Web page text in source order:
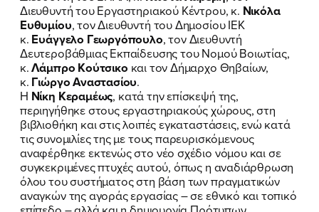
Διευθυντή του Εργαστηριακού Κέντρου, κ. Νικόλα
Ευθυμίου, τον Διευθυντή του Δημοσίου ΙΕΚ
κ. Ευάγγελο Γεωργόπουλο, τον Διευθυντή
Δευτεροβάθμιας Εκπαίδευσης του Νομού Βοιωτίας,
κ.Λάμπρο Κούτσικο και τον Δήμαρχο Θηβαίων,
κ. Γιώργο Αναστασίου.
Η Νίκη Κεραμέως, κατά την επίσκεψή της,
περιηγήθηκε στους εργαστηριακούς χώρους, στη
βιβλιοθήκη και στις λοιπές εγκαταστάσεις, ενώ κατά
τις συνομιλίες της με τους παρευρισκόμενους
αναφέρθηκε εκτενώς στο νέο σχέδιο νόμου και σε
συγκεκριμένες πτυχές αυτού, όπως η αναδιάρθρωση
όλου του συστήματος στη βάση των πραγματικών
αναγκών της αγοράς εργασίας – σε εθνικό και τοπικό